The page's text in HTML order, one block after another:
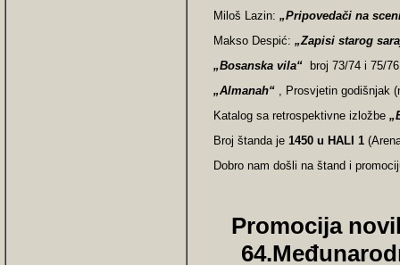
Miloš Lazin:„Pripovedači na
Makso Despić:„Zapisi starog
„Bosanska vila“
broj 73/74 i 75/76
„Almanah“
, Prosvjetin godišnjak
Katalog sa retrospektivne izložbe „
Broj štanda je 1450 u HALI 1
Dobro nam došli na štand i
Promocija